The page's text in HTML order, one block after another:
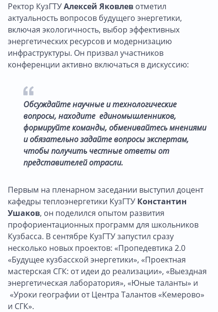
Ректор КузГТУАлексей Яковлев отметил
актуальность вопросов будущего энергетики,
включая экологичность, выбор эффективных
энергетических ресурсов и модернизацию
инфраструктуры. Он призвал участников
конференции активно включаться в дискуссию:
Обсуждайте научные и технологические
вопросы, находите единомышленников,
формируйте команды, обменивайтесь мнениями
и обязательно задайте вопросы экспертам,
чтобы получить честные ответы от
представителей отрасли.
Первым на пленарном заседании выступил доцент
кафедры теплоэнергетики КузГТУ Константин
Ушаков, он поделился опытом развития
профориентационных программ для школьников
Кузбасса. В сентябре КузГТУ запустил сразу
несколько новых проектов: «Пропедевтика 2.0
«Будущее кузбасской энергетики», «Проектная
мастерская СГК: от идеи до реализации», «Выездная
энергетическая лаборатория», «Юные таланты» и
«Уроки географии от Центра Талантов «Кемерово»
и СГК».